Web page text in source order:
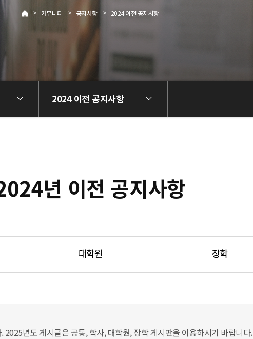
> 커뮤니티 > 공지사항 > 2024 이전 공지사항
2024 이전 공지사항
년 이전 공지사항
대학원 장학
년도 게시글은 공통, 학사, 대학원, 장학 게시판을 이용하시기 바랍니다.